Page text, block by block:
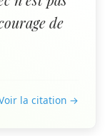
de
la citation →